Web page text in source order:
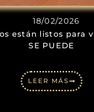
18/02/2026
están listos para
SE PUEDE
LEER MÁS